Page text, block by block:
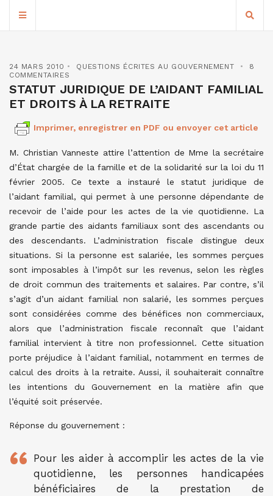
24 MARS 2010 QUESTIONS ÉCRITES AU GOUVERNEMENT
8
COMMENTAIRES
STATUT JURIDIQUE DE L’AIDANT FAMILIAL
ET DROITS À LA RETRAITE
Imprimer, enregistrer en PDF ou envoyer cet article
M. Christian Vanneste attire l’attention de Mme la secrétaire
d’État chargée de la famille et de la solidarité sur la loi du 11
février 2005. Ce texte a instauré le statut juridique de
l’aidant familial, qui permet à une personne dépendante de
recevoir de l’aide pour les actes de la vie quotidienne. La
grande partie des aidants familiaux sont des ascendants ou
des descendants. L’administration fiscale distingue deux
situations. Si la personne est salariée, les sommes perçues
sont imposables à l’impôt sur les revenus, selon les règles
de droit commun des traitements et salaires. Par contre, s’il
s’agit d’un aidant familial non salarié, les sommes perçues
sont considérées comme des bénéfices non commerciaux,
alors que l’administration fiscale reconnaît que l’aidant
familial intervient à titre non professionnel. Cette situation
porte préjudice à l’aidant familial, notamment en termes de
calcul des droits à la retraite. Aussi, il souhaiterait connaître
les intentions du Gouvernement en la matière afin que
l’équité soit préservée.
Réponse du gouvernement :
Pour les aider à accomplir les actes de la vie
quotidienne, les personnes handicapées
bénéficiaires de la prestation de